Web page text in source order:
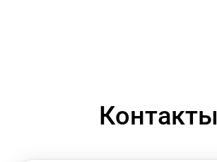
Контакты